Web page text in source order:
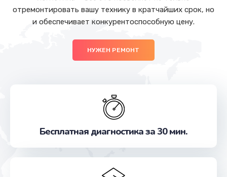
Восстановление загрузки
от 550 руб.
Заказать
Заказать
Замена задней крышки
Заказать
отремонтировать вашу технику в кратчайших срок, но
и обеспечивает конкурентоспособную цену.
НУЖЕН РЕМОНТ
Бесплатная диагностика за 30 мин.